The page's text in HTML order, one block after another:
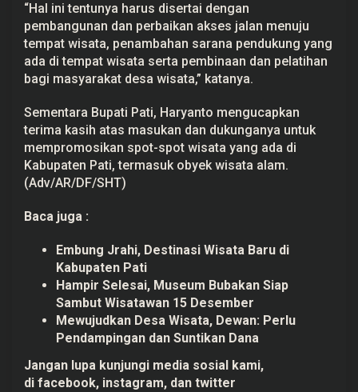
a
n
W
i
s
t
P
a
t
i
“Hal ini tentunya harus disertai dengan
pembangunan dan perbaikan akses jalan menuju
tempat wisata, penambahan sarana pendukung yang
ada di tempat wisata serta pembinaan dan pelatihan
bagi masyarakat desa wisata,” katanya.
Sementara Bupati Pati, Haryanto mengucapkan
terima kasih atas masukan dan dukunganya untuk
mempromosikan spot-spot wisata yang ada di
Kabupaten Pati, termasuk obyek wisata alam.
(Adv/AR/DF/SHT)
Baca juga :
Embung Jrahi, Destinasi Wisata Baru di
Kabupaten Pati
Hampir Selesai, Museum Bubakan Siap
Sambut Wisatawan 15 Desember
Mewujudkan Desa Wisata, Dewan: Perlu
Pendampingan dan Suntikan Dana
Jangan lupa kunjungi media sosial kami,
di facebook, instagram, dan twitter